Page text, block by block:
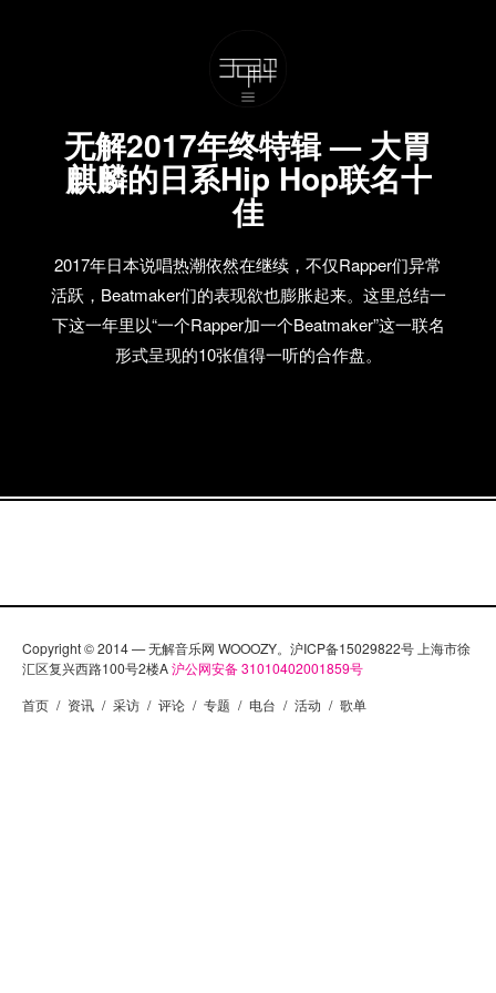
无解2017年终特辑 — 大胃
麒麟的日系Hip Hop联名十
佳
2017年日本说唱热潮依然在继续，不仅Rapper们异常
活跃，Beatmaker们的表现欲也膨胀起来。这里总结一
下这一年里以“一个Rapper加一个Beatmaker”这一联名
形式呈现的10张值得一听的合作盘。
Copyright © 2014 — 无解音乐网 WOOOZY。沪ICP备15029822号 上海市徐
汇区复兴西路100号2楼A沪公网安备 31010402001859号
首页 / 资讯 / 采访 / 评论 / 专题 / 电台 / 活动 / 歌单